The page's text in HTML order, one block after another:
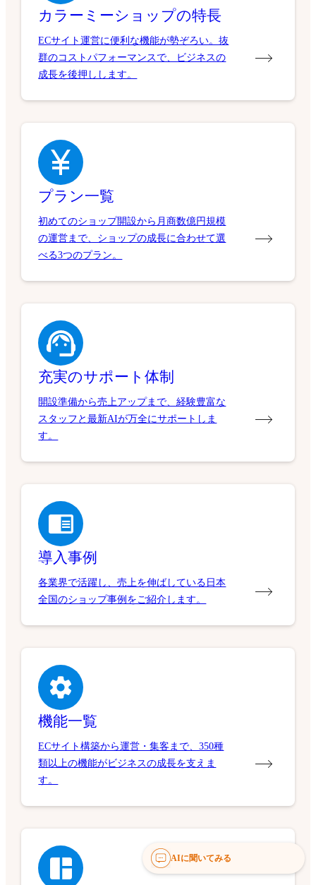
カラーミーショップの特長
ECサイト運営に便利な機能が勢ぞろい。抜
群のコストパフォーマンスで、ビジネスの
成長を後押しします。
プラン一覧
初めてのショップ開設から月商数億円規模
の運営まで、ショップの成長に合わせて選
べる3つのプラン。
充実のサポート体制
開設準備から売上アップまで、経験豊富な
スタッフと最新AIが万全にサポートしま
す。
導入事例
各業界で活躍し、売上を伸ばしている日本
全国のショップ事例をご紹介します。
機能一覧
ECサイト構築から運営・集客まで、350種
類以上の機能がビジネスの成長を支えま
す。
AIに聞いてみる